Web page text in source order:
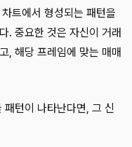
트에서 형성되는 패턴을
. 중요한 것은 자신이 거래
, 해당 프레임에 맞는 매매
턴이 나타난다면, 그 신